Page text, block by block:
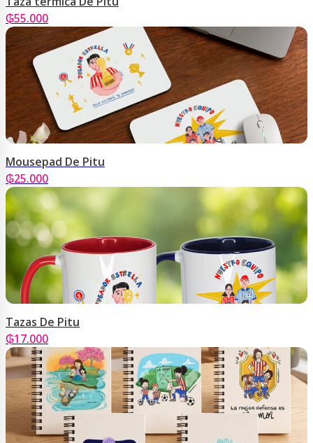
₲55.000
Mousepad De Pitu
₲25.000
Tazas De Pitu
₲17.000